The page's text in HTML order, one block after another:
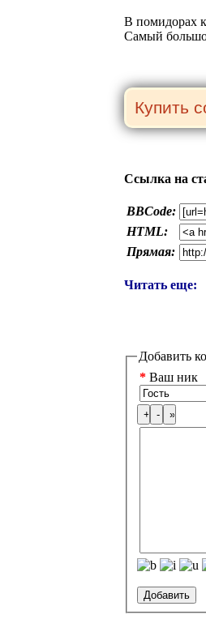
В помидорах
Самый
Ссылка на
BBCode:
HTML:
Прямая:
Читать еще:
Добавить
* Ваш ник